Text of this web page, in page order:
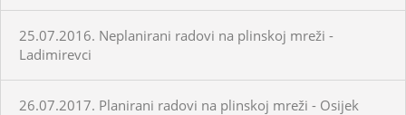
25.07.2016. Neplanirani radovi na plinskoj mreži -
Ladimirevci
26.07.2017. Planirani radovi na plinskoj mreži - Osijek